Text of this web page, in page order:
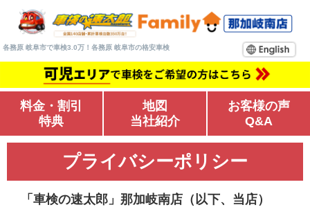
各務原 岐阜市で車検3.0万！各務原 岐阜市の格安車検
料金・割引
特典
地図
当社紹介
お客様の声
Q&A
プライバシーポリシー
「車検の速太郎」那加岐南店（以下、当店）